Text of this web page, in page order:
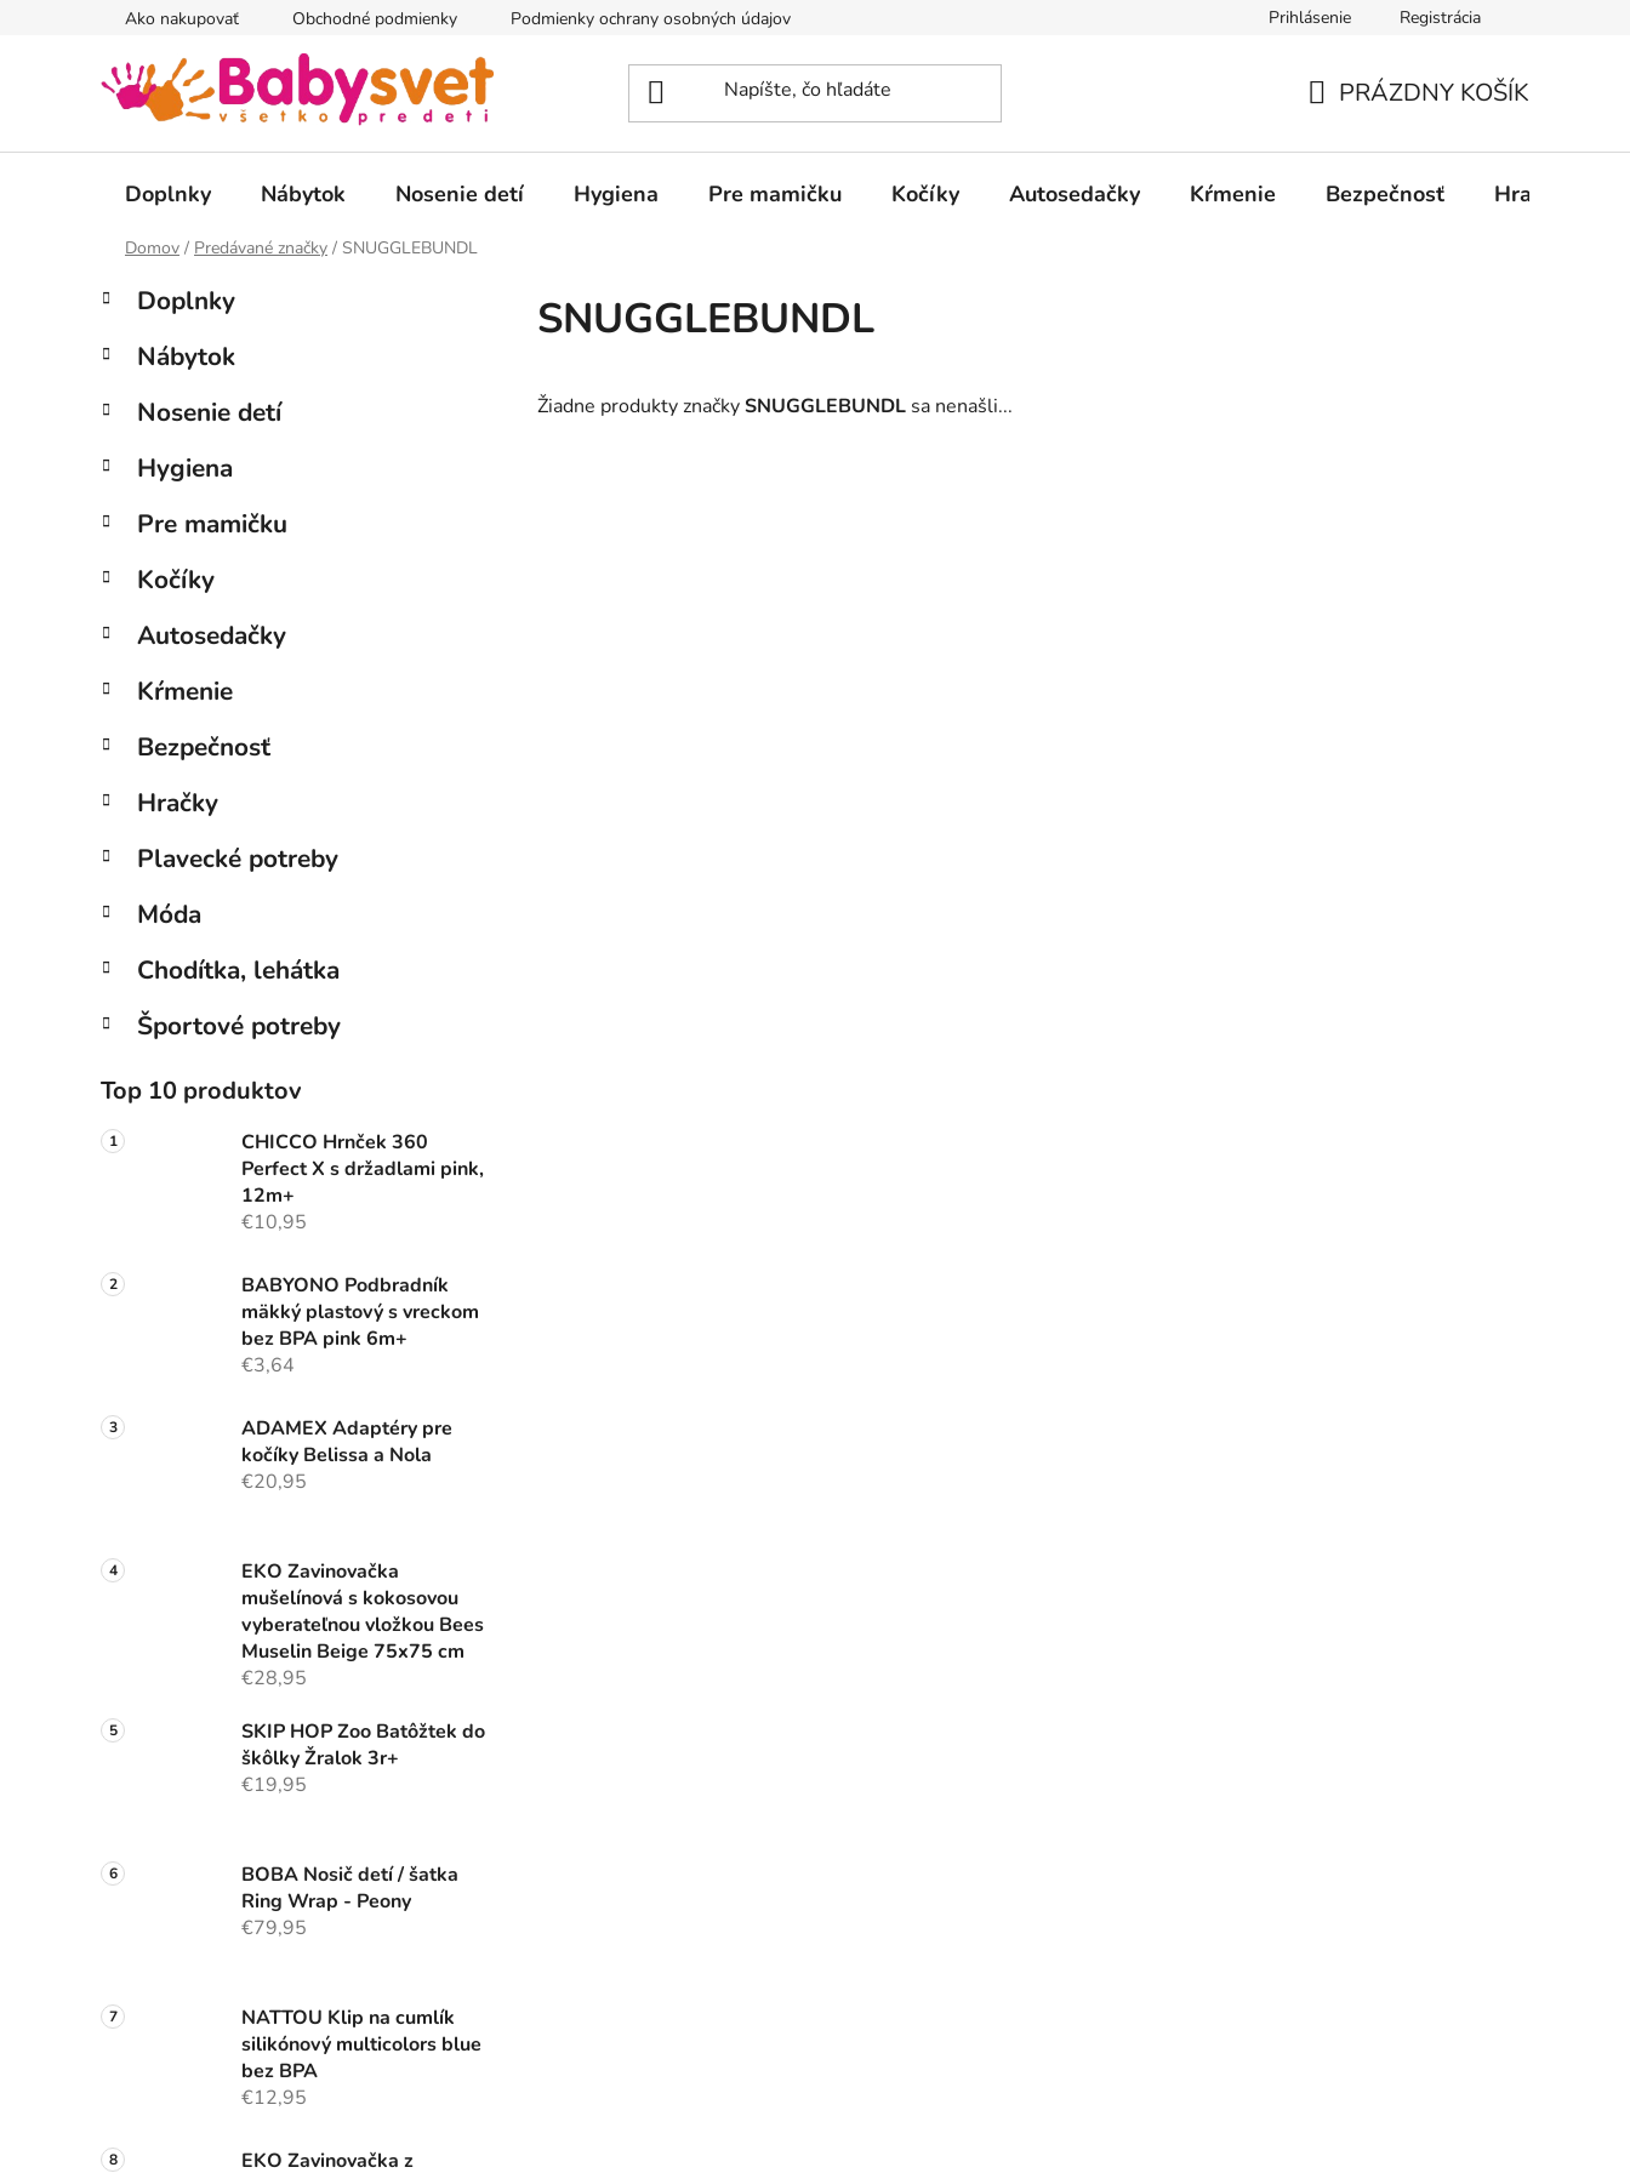
Ako nakupovať Obchodné podmienky Podmienky ochrany osobných údajov Prihlásenie Registrácia
KOŠÍK
PRÁZDNY KOŠÍK
Doplnky Nábytok Nosenie detí Hygiena Pre mamičku Kočíky Autosedačky Kŕmenie Bezpečnosť Hračky
Domov / Predávané značky / SNUGGLEBUNDL
B
č
ý
a
n
e
l
Preskočiť
kategórie
K
a
e
ó
i
Doplnky
Nábytok
Nosenie detí
Hygiena
Pre mamičku
Kočíky
Autosedačky
Kŕmenie
Bezpečnosť
Hračky
Plavecké potreby
Móda
Chodítka, lehátka
Športové potreby
Top 10 produktov
CHICCO Hrnček 360
Perfect X s držadlami pink,
12m+
€10,95
BABYONO Podbradník
mäkký plastový s vreckom
bez BPA pink 6m+
€3,64
ADAMEX Adaptéry pre
kočíky Belissa a Nola
€20,95
EKO Zavinovačka
mušelínová s kokosovou
vyberateľnou vložkou Bees
Muselin Beige 75x75 cm
€28,95
SKIP HOP Zoo Batôžtek do
škôlky Žralok 3r+
€19,95
BOBA Nosič detí / šatka
Ring Wrap - Peony
€79,95
NATTOU Klip na cumlík
silikónový multicolors blue
bez BPA
€12,95
EKO Zavinovačka z
SNUGGLEBUNDL
Žiadne produkty značkySNUGGLEBUNDL sa nenašli...